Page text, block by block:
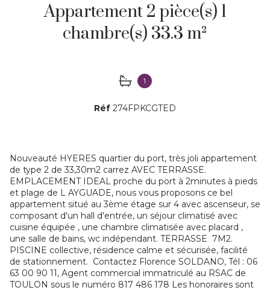
Appartement 2 pièce(s) 1
chambre(s) 33.3 m²
1
Réf 274FPKCGTED
Nouveauté HYERES quartier du port, très joli appartement
de type 2 de 33,30m2 carrez AVEC TERRASSE.
EMPLACEMENT IDEAL proche du port à 2minutes à pieds
et plage de L AYGUADE, nous vous proposons ce bel
appartement situé au 3ème étage sur 4 avec ascenseur, se
composant d'un hall d'entrée, un séjour climatisé avec
cuisine équipée , une chambre climatisée avec placard ,
une salle de bains, wc indépendant. TERRASSE 7M2.
PISCINE collective, résidence calme et sécurisée, facilité
de stationnement. Contactez Florence SOLDANO, Tél : 06
63 00 90 11, Agent commercial immatriculé au RSAC de
TOULON sous le numéro 817 486 178 Les honoraires sont